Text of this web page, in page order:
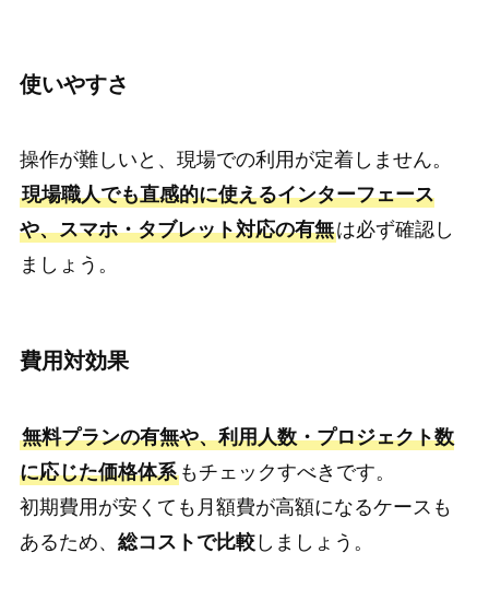
使いやすさ
操作が難しいと、現場での利用が定着しません。
現場職人でも直感的に使えるインターフェース
や、スマホ・タブレット対応の有無は必ず確認し
ましょう。
費用対効果
無料プランの有無や、利用人数・プロジェクト数
に応じた価格体系もチェックすべきです。
初期費用が安くても月額費が高額になるケースも
あるため、 総コストで比較しましょう。